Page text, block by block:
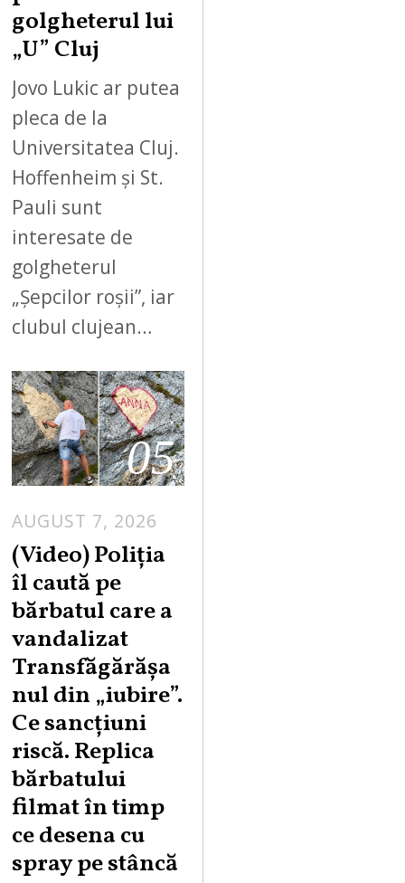
golgheterul lui
„U” Cluj
Jovo Lukic ar putea
pleca de la
Universitatea Cluj.
Hoffenheim și St.
Pauli sunt
interesate de
golgheterul
„Șepcilor roșii”, iar
clubul clujean…
05
AUGUST 7, 2026
U
G
S
7
,
(Video) Poliția
îl caută pe
bărbatul care a
vandalizat
Transfăgărășa
nul din „iubire”.
Ce sancțiuni
riscă. Replica
bărbatului
filmat în timp
ce desena cu
spray pe stâncă